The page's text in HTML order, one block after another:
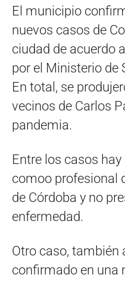
El municipio
nuevos casos de
ciudad de acuerdo
por el Ministerio de
En total, se
vecinos de Carlos
pandemia.
Entre los casos
comoo profesional
de Córdoba y no
enfermedad.
Otro caso,
confirmado en una